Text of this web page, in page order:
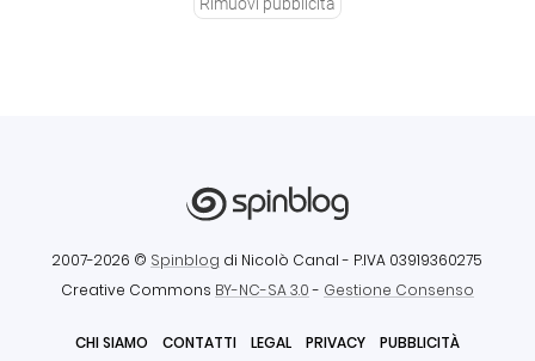
2007-2026 © Spinblog di Nicolò Canal - P.IVA 03919360275
Creative Commons BY-NC-SA 3.0- Gestione Consenso
CHI SIAMO CONTATTI LEGAL PRIVACY PUBBLICITÀ